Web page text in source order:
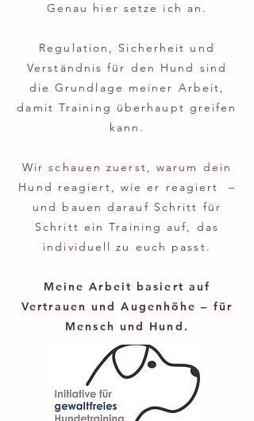
Genau hier setze ich an.
Regulation, Sicherheit und
Verständnis für den Hund sind
die Grundlage meiner Arbeit,
damit Training überhaupt greifen
kann.
Wir schauen zuerst, warum dein
Hund reagiert, wie er reagiert –
und bauen darauf Schritt für
Schritt ein Training auf, das
individuell zu euch passt.
Meine Arbeit basiert auf
Vertrauen und Augenhöhe – für
Mensch und Hund.